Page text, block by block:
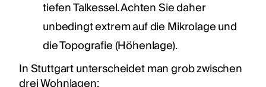
tiefen Talkessel. Achten Sie daher
unbedingt extrem auf die Mikrolage und
die Topografie (Höhenlage).
In Stuttgart unterscheidet man grob zwischen